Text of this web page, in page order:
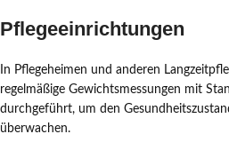
Pflegeeinrichtungen
In Pflegeheimen und anderen
regelmäßige Gewichtsmessungen mit
durchgeführt, um den
überwachen.